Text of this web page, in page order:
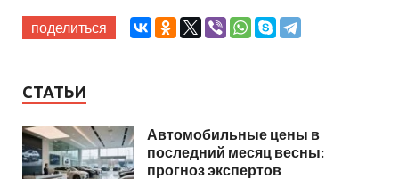
поделиться
СТАТЬИ
Автомобильные цены в
последний месяц весны:
прогноз экспертов